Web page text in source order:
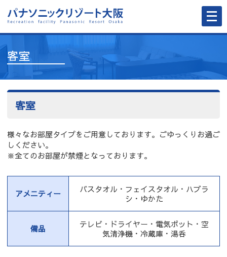
メ
ニ
ュ
ー
客室
客室
様々なお部屋タイプをご用意しております。ごゆっくりお過ご
しください。
※全てのお部屋が禁煙となっております。
アメニティー
バスタオル・フェイスタオル・ハブラ
シ・ゆかた
備品
テレビ・ドライヤー・電気ポット・空
気清浄機・冷蔵庫・湯呑